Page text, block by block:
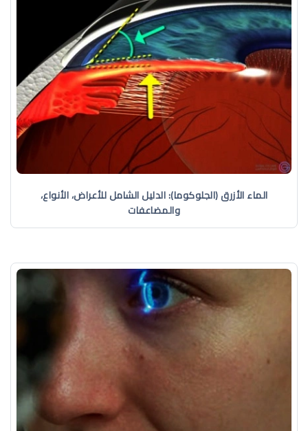
الماء الأزرق (الجلوكوما): الدليل الشامل للأعراض، الأنواع،
والمضاعفات